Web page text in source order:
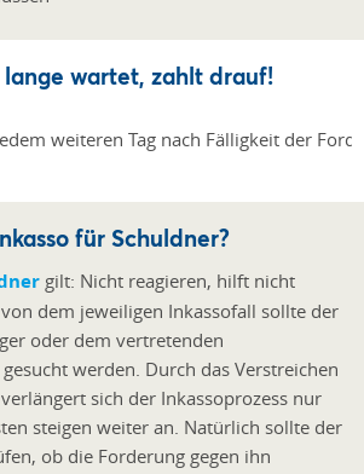
lange wartet, zahlt drauf!
für Schuldner?
gilt: Nicht reagieren, hilft nicht
dem jeweiligen Inkassofall sollte der
oder dem vertretenden
werden. Durch das Verstreichen
sich der Inkassoprozess nur
steigen weiter an. Natürlich sollte der
ob die Forderung gegen ihn